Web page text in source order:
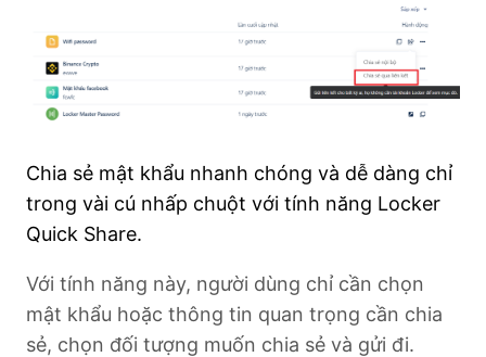
Chia sẻ mật khẩu nhanh chóng và dễ dàng chỉ
trong vài cú nhấp chuột với tính năng Locker
Quick Share.
Với tính năng này, người dùng chỉ cần chọn
mật khẩu hoặc thông tin quan trọng cần chia
sẻ, chọn đối tượng muốn chia sẻ và gửi đi.